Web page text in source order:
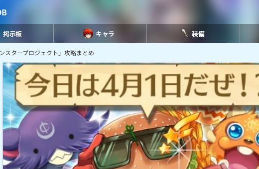
掲示板 キャラ 装備
スタープロジェクト」攻略まとめ